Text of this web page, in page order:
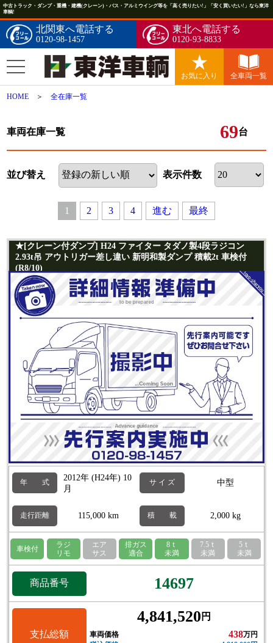
中古トラック・ダンプ・重機・建機(クレーン)・バス・アルミウイング等を「高く売りたい!」「安く買いたい!」なら東洋
車輌!
北関東へ電話する
0120-98-1457
東北へ電話する
0120-93-8833
お気に入り 全車両一覧
HOME ＞全在庫一覧
車両在庫一覧 69台
並び替え 表示件数
1 2 3 4 進む 最終
★[クレーン付ダンプ] H24 ファイター タダノ製4段ラジコン
2.93t吊 アウトリガー差し違い 新明和製ダンプ 積載2t 車検付
(R8/10)
年 式
2012年 (H24年) 10
月
サ イ ズ 中型
走行距離 115,000 km 積 載 2,000 kg
車検付
ラジ
リモ
エア
サス
排ガス
適合
8ｔ
未満
7.5ｔ
未満
5ｔ
未満
商品番号 14697
支払総額
4,841,520 円
車両価格 438万円